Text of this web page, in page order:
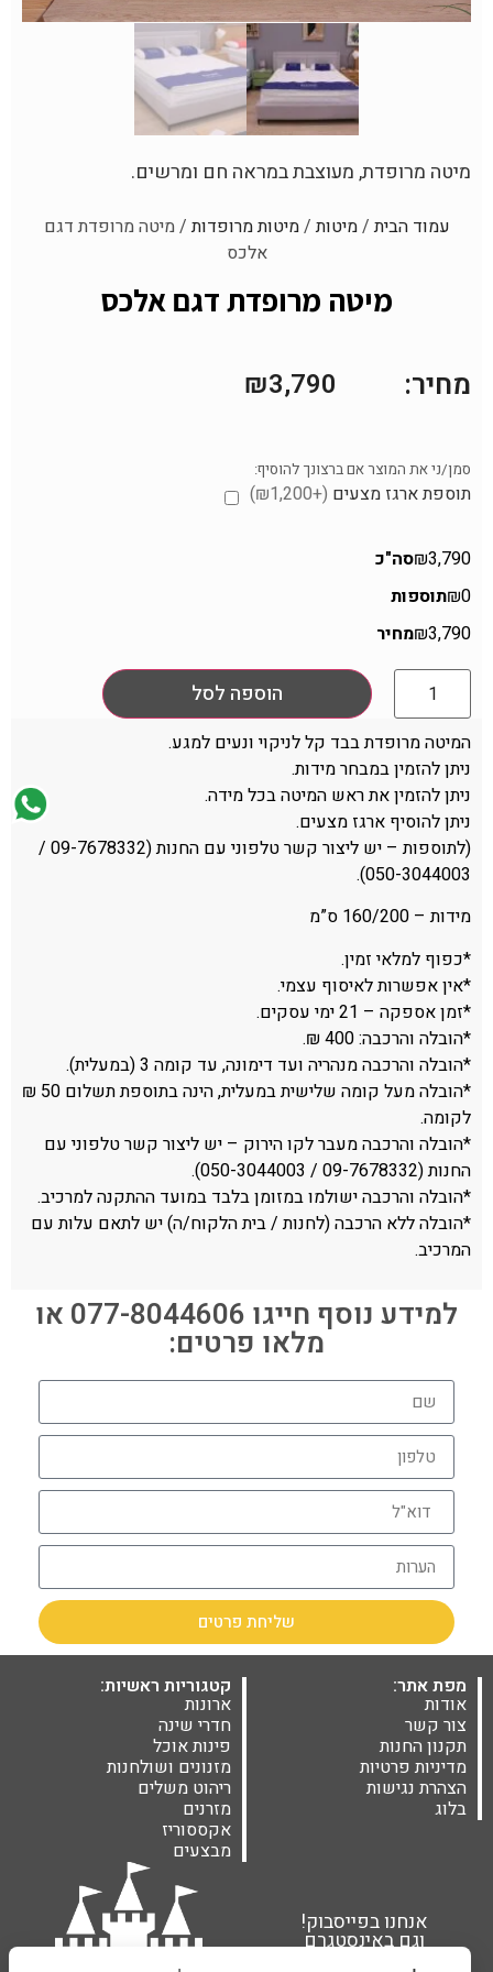
מיטה מרופדת, מעוצבת במראה חם ומרשים.
עמוד הבית/מיטות/מיטות מרופדות/ מיטה מרופדת דגם
אלכס
מיטה מרופדת דגם אלכס
מחיר: ₪3,790
סמן/ני את המוצר אם ברצונך להוסיף:
תוספת ארגז מצעים (+₪1,200)
סה"כ₪3,790
תוספות₪0
מחיר₪3,790
הוספה לסל
המיטה מרופדת בבד קל לניקוי ונעים למגע.
ניתן להזמין במבחר מידות.
ניתן להזמין את ראש המיטה בכל מידה.
ניתן להוסיף ארגז מצעים.
(לתוספות – יש ליצור קשר טלפוני עם החנות (09-7678332 /
050-3044003).
מידות – 160/200 ס”מ
*כפוף למלאי זמין.
*אין אפשרות לאיסוף עצמי.
*זמן אספקה – 21 ימי עסקים.
*הובלה והרכבה: 400 ₪.
*הובלה והרכבה מנהריה ועד דימונה, עד קומה 3 (במעלית).
*הובלה מעל קומה שלישית במעלית, הינה בתוספת תשלום 50 ₪
לקומה.
*הובלה והרכבה מעבר לקו הירוק – יש ליצור קשר טלפוני עם
החנות (09-7678332 / 050-3044003).
*הובלה והרכבה ישולמו במזומן בלבד במועד ההתקנה למרכיב.
*הובלה ללא הרכבה (לחנות / בית הלקוח/ה) יש לתאם עלות עם
המרכיב.
למידע נוסף חייגו 077-8044606 או
מלאו פרטים:
שליחת פרטים
מפת אתר:
אודות
צור קשר
תקנון החנות
מדיניות פרטיות
הצהרת נגישות
בלוג
קטגוריות ראשיות:
ארונות
חדרי שינה
פינות אוכל
מזנונים ושולחנות
ריהוט משלים
מזרנים
אקססוריז
מבצעים
אנחנו בפייסבוק!
וגם באינסטגרם